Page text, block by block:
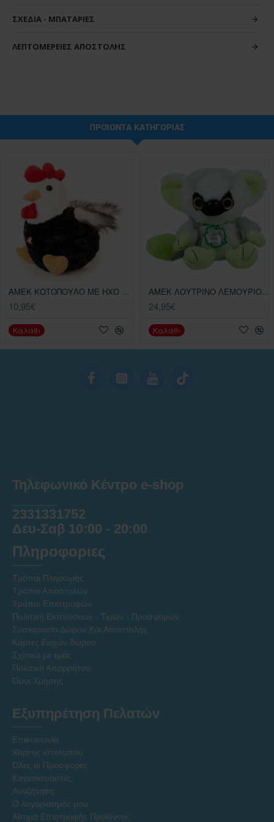
ΣΧΈΔΙΑ - ΜΠΑΤΑΡΊΕΣ
ΛΕΠΤΟΜΈΡΕΙΕΣ ΑΠΟΣΤΟΛΉΣ
ΠΡΟΪΌΝΤΑ ΚΑΤΗΓΟΡΊΑΣ
AMEK ΚΟΤΟΠΟΥΛΟ ΜΕ ΗΧΟ 22ΕΚ.
10,95€
Καλάθι
AMEK ΛΟΥΤΡΙΝΟ ΛΕΜΟΥΡΙΟΣ ΣΕ 3 ΧΡΩΜΑΤΑ 45 ΕΚ 1 ΤΕΜΑΧΙΟ
24,95€
Καλάθι
Τηλεφωνικό Κέντρο e-shop
2331331752
Δευ-Σαβ 10:00 - 20:00
Πληροφοριες
Τρόποι Πληρωμής
Τρόποι Αποστολών
Τρόποι Επιστροφών
Πολιτική Εκπτώσεων - Τιμών - Προσφορών
Συσκευασία Δώρου Και Αποστολής
Κάρτες Ευχών δώρου
Σχετικά με εμάς
Πολιτική Απορρήτου
Όροι Χρήσης
Εξυπηρέτηση Πελατών
Επικοινωνία
Χάρτης ιστότοπου
Όλες οι Προσφορές
Κατασκευαστές
Αναζήτηση
Ο λογαριασμός μου
Αίτημα Επιστροφής Προϊόντος